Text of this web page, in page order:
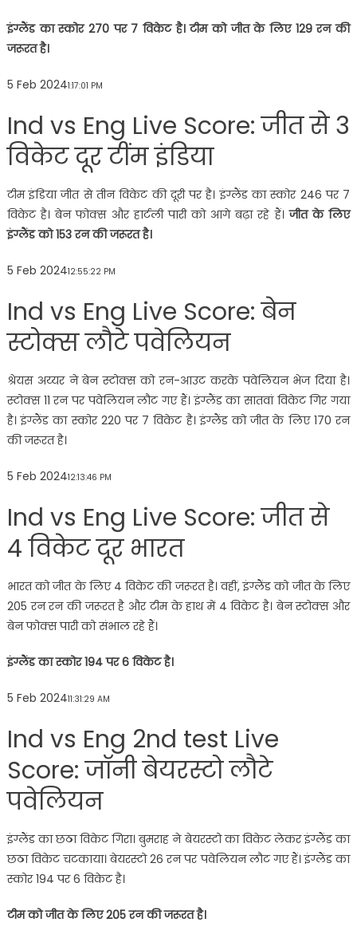
इंग्लैंड का स्कोर 270 पर 7 विकेट है। टीम को जीत के लिए 129 रन की
जरूरत है।
5 Feb 20241:17:01 PM
Ind vs Eng Live Score: जीत से 3
विकेट दूर टींम इंडिया
टीम इंडिया जीत से तीन विकेट की दूरी पर है। इंग्लैंड का स्कोर 246 पर 7
विकेट है। बेन फोक्स और हार्टली पारी को आगे बढ़ा रहे हैं।जीत के लिए
इंग्लैंड को 153 रन की जरूरत है।
5 Feb 202412:55:22 PM
Ind vs Eng Live Score: बेन
स्टोक्स लौटे पवेलियन
श्रेयस अय्यर ने बेन स्टोक्स को रन-आउट करके पवेलियन भेज दिया है।
स्टोक्स 11 रन पर पवेलियन लौट गए हैं। इंग्लैंड का सातवां विकेट गिर गया
है। इंग्लैंड का स्कोर 220 पर 7 विकेट है। इंग्लैंड को जीत के लिए 170 रन
की जरूरत है।
5 Feb 202412:13:46 PM
Ind vs Eng Live Score: जीत से
4 विकेट दूर भारत
भारत को जीत के लिए 4 विकेट की जरूरत है। वहीं, इंग्लैंड को जीत के लिए
205 रन रन की जरूरत है और टीम के हाथ में 4 विकेट है। बेन स्टोक्स और
बेन फोक्स पारी को संभाल रहे हैं।
इंग्लैंड का स्कोर 194 पर 6 विकेट है।
5 Feb 202411:31:29 AM
Ind vs Eng 2nd test Live
Score: जॉनी बेयरस्टो लौटे
पवेलियन
इंग्लैंड का छठा विकेट गिरा। बुमराह ने बेयरस्टो का विकेट लेकर इंग्लैंड का
छठा विकेट चटकाया। बेयरस्टो 26 रन पर पवेलियन लौट गए हैं। इंग्लैंड का
स्कोर 194 पर 6 विकेट है।
टीम को जीत के लिए 205 रन की जरूरत है।